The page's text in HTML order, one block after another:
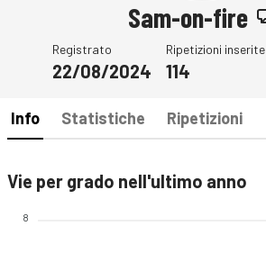
Sam-on-fire
Registrato
22/08/2024
Ripetizioni inserite
114
Info Statistiche Ripetizioni
Vie per grado nell'ultimo anno
8